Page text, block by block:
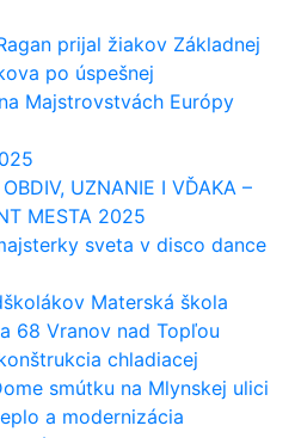
prijal žiakov Základnej
po úspešnej
Majstrovstvách Európy
UZNANIE I VĎAKA –
MESTA 2025
sveta v disco dance
Materská škola
68 Vranov nad Topľou
chladiacej
smútku na Mlynskej ulici
a modernizácia